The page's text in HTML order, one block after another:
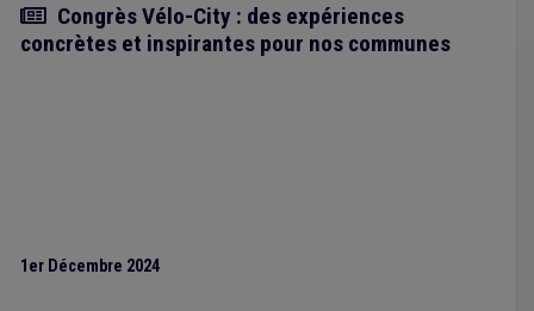
Article
Congrès Vélo-City : des expériences
concrètes et inspirantes pour nos communes
1er Décembre 2024